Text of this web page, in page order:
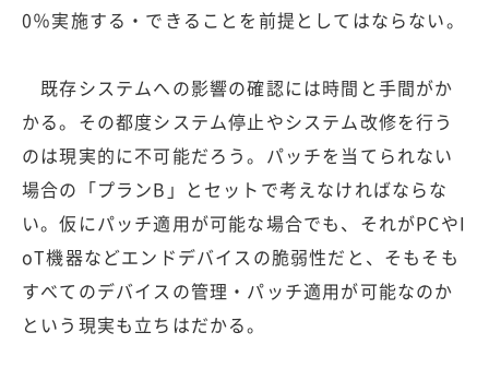
0％実施する・できることを前提としてはならない。
既存システムへの影響の確認には時間と手間がか
かる。その都度システム停止やシステム改修を行う
のは現実的に不可能だろう。パッチを当てられない
場合の「プランB」とセットで考えなければならな
い。仮にパッチ適用が可能な場合でも、それがPCやI
oT機器などエンドデバイスの脆弱性だと、そもそも
すべてのデバイスの管理・パッチ適用が可能なのか
という現実も立ちはだかる。